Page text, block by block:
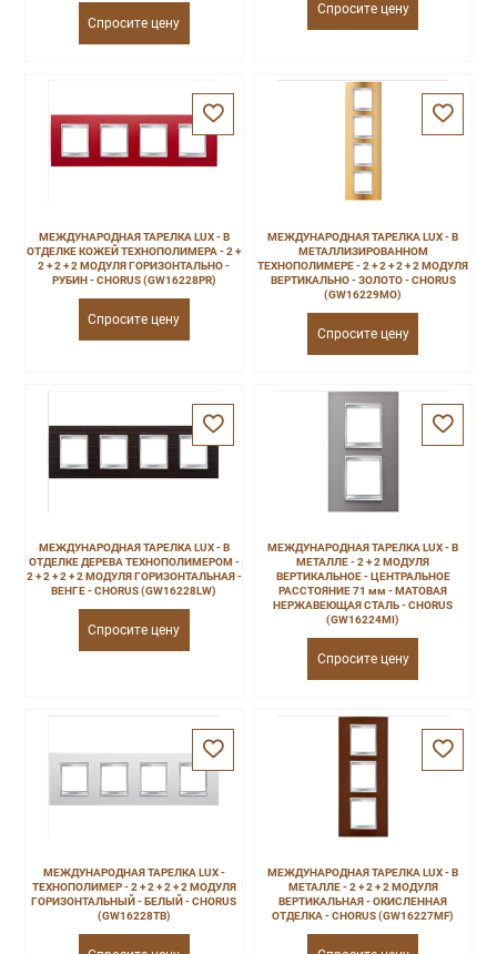
Спросите цену
Спросите цену
МЕЖДУНАРОДНАЯ ТАРЕЛКА LUX - В
ОТДЕЛКЕ КОЖЕЙ ТЕХНОПОЛИМЕРА - 2 +
2 + 2 + 2 МОДУЛЯ ГОРИЗОНТАЛЬНО -
РУБИН - CHORUS (GW16228PR)
Спросите цену
МЕЖДУНАРОДНАЯ ТАРЕЛКА LUX - В
МЕТАЛЛИЗИРОВАННОМ
ТЕХНОПОЛИМЕРЕ - 2 + 2 + 2 + 2 МОДУЛЯ
ВЕРТИКАЛЬНО - ЗОЛОТО - CHORUS
(GW16229MO)
Спросите цену
МЕЖДУНАРОДНАЯ ТАРЕЛКА LUX - В
ОТДЕЛКЕ ДЕРЕВА ТЕХНОПОЛИМЕРОМ -
2 + 2 + 2 + 2 МОДУЛЯ ГОРИЗОНТАЛЬНАЯ -
ВЕНГЕ - CHORUS (GW16228LW)
Спросите цену
МЕЖДУНАРОДНАЯ ТАРЕЛКА LUX - В
МЕТАЛЛЕ - 2 + 2 МОДУЛЯ
ВЕРТИКАЛЬНОЕ - ЦЕНТРАЛЬНОЕ
РАССТОЯНИЕ 71 мм - МАТОВАЯ
НЕРЖАВЕЮЩАЯ СТАЛЬ - CHORUS
(GW16224MI)
Спросите цену
МЕЖДУНАРОДНАЯ ТАРЕЛКА LUX -
ТЕХНОПОЛИМЕР - 2 + 2 + 2 + 2 МОДУЛЯ
ГОРИЗОНТАЛЬНЫЙ - БЕЛЫЙ - CHORUS
(GW16228TB)
МЕЖДУНАРОДНАЯ ТАРЕЛКА LUX - В
МЕТАЛЛЕ - 2 + 2 + 2 МОДУЛЯ
ВЕРТИКАЛЬНАЯ - ОКИСЛЕННАЯ
ОТДЕЛКА - CHORUS (GW16227MF)